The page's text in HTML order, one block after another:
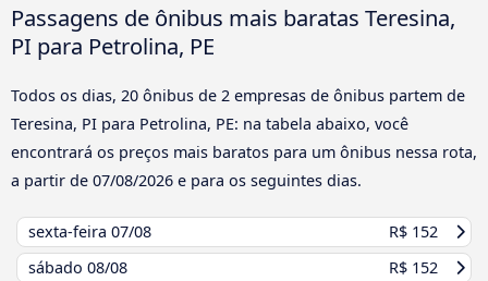
Passagens de ônibus mais baratas Teresina,
PI para Petrolina, PE
Todos os dias, 20 ônibus de 2 empresas de ônibus partem de
Teresina, PI para Petrolina, PE: na tabela abaixo, você
encontrará os preços mais baratos para um ônibus nessa rota,
a partir de 07/08/2026 e para os seguintes dias.
sexta-feira 07/08
R$ 152
sábado 08/08
R$ 152